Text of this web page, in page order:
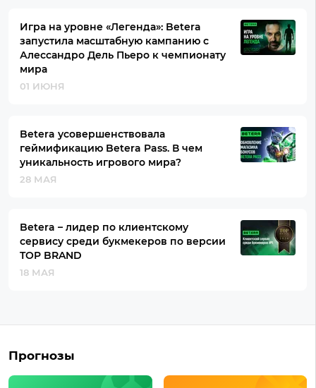
Игра на уровне «Легенда»: Betera
запустила масштабную кампанию с
Алессандро Дель Пьеро к чемпионату
мира
01 ИЮНЯ
Betera усовершенствовала
геймификацию Betera Pass. В чем
уникальность игрового мира?
28 МАЯ
Betera – лидер по клиентскому
сервису среди букмекеров по версии
TOP BRAND
18 МАЯ
Прогнозы